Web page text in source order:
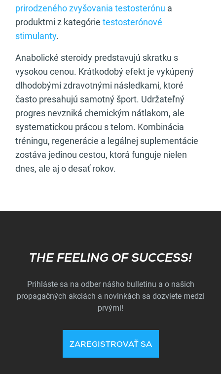
prirodzeného zvyšovania testosterónu a
produktmi z kategórie testosterónové
stimulanty.
Anabolické steroidy predstavujú skratku s
vysokou cenou. Krátkodobý efekt je vykúpený
dlhodobými zdravotnými následkami, ktoré
často presahujú samotný šport. Udržateľný
progres nevzniká chemickým nátlakom, ale
systematickou prácou s telom. Kombinácia
tréningu, regenerácie a legálnej suplementácie
zostáva jedinou cestou, ktorá funguje nielen
dnes, ale aj o desať rokov.
Subscribe
THE FEELING OF SUCCESS!
Prihláste sa na odber nášho bulletinu a o našich
propagačných akciách a novinkách sa dozviete medzi
prvými!
ZAREGISTROVAŤ SA